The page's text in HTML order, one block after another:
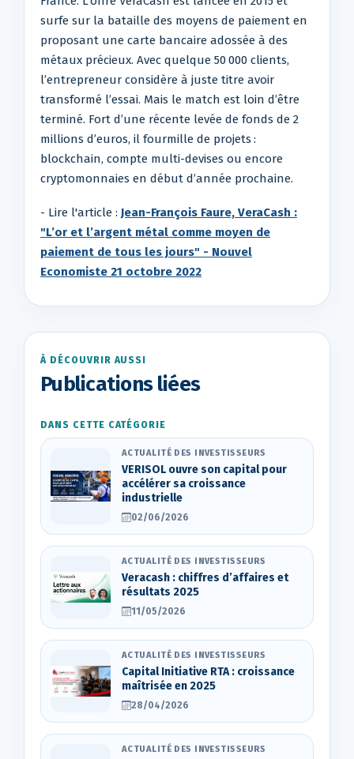
surfe sur la bataille des moyens de paiement en
proposant une carte bancaire adossée à des
métaux précieux. Avec quelque 50 000 clients,
l’entrepreneur considère à juste titre avoir
transformé l’essai. Mais le match est loin d’être
terminé. Fort d’une récente levée de fonds de 2
millions d’euros, il fourmille de projets :
blockchain, compte multi-devises ou encore
cryptomonnaies en début d’année prochaine.
- Lire l'article : Jean-François Faure, VeraCash :
"L’or et l’argent métal comme moyen de
paiement de tous les jours" - Nouvel
Economiste 21 octobre 2022
À DÉCOUVRIR AUSSI
Publications liées
DANS CETTE CATÉGORIE
ACTUALITÉ DES INVESTISSEURS
VERISOL ouvre son capital pour
accélérer sa croissance
industrielle
02/06/2026
ACTUALITÉ DES INVESTISSEURS
Veracash : chiffres d’affaires et
résultats 2025
11/05/2026
ACTUALITÉ DES INVESTISSEURS
Capital Initiative RTA : croissance
maîtrisée en 2025
28/04/2026
ACTUALITÉ DES INVESTISSEURS